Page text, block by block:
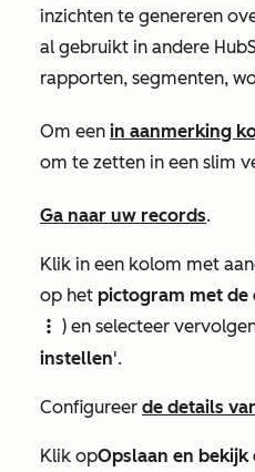
inzichten te genereren
al gebruikt in andere
rapporten, segmenten,
Om een in aanmerking
om te zetten in een slim
Ga naar uw records.
Klik in een kolom met
op het pictogram met de
verticalMenuIcon ) en selecteer
instellen'.
Configureer de details
Klik opOpslaan en bekijk